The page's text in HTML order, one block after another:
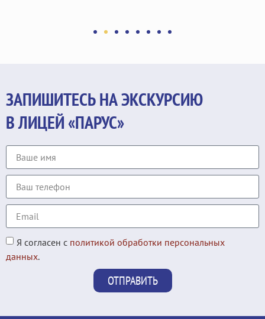
ЗАПИШИТЕСЬ НА ЭКСКУРСИЮ
В ЛИЦЕЙ «ПАРУС»
Я согласен с политикой обработки персональных
данных.
ОТПРАВИТЬ